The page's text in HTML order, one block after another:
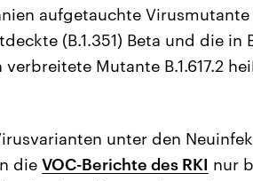
aufgetauchte Virusmutante
(B.1.351) Beta und die in
Mutante B.1.617.2
unter den
die VOC-Berichte des RKI nur